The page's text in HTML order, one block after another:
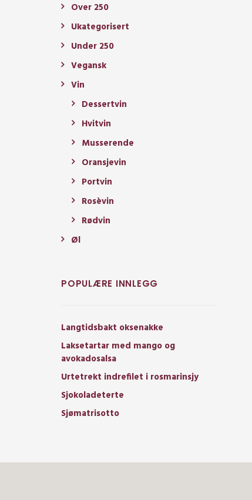
Over 250
Ukategorisert
Under 250
Vegansk
Vin
Dessertvin
Hvitvin
Musserende
Oransjevin
Portvin
Rosèvin
Rødvin
Øl
POPULÆRE INNLEGG
Langtidsbakt oksenakke
Laksetartar med mango og
avokadosalsa
Urtetrekt indrefilet i rosmarinsjy
Sjokoladeterte
Sjømatrisotto